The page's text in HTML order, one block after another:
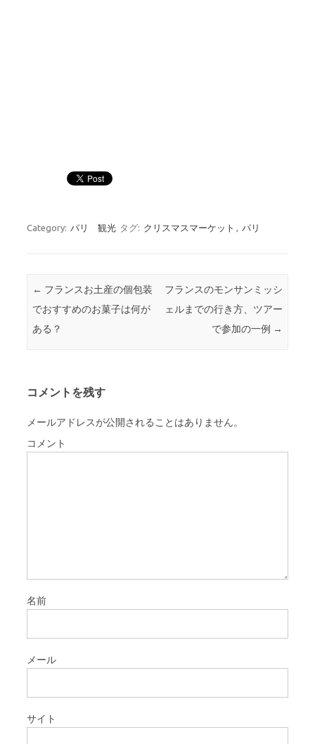
Category: パリ 観光 タグ: クリスマスマーケット , パリ
Post navigation
← フランスお土産の個包装
でおすすめのお菓子は何が
ある？
フランスのモンサンミッシ
ェルまでの行き方、ツアー
で参加の一例 →
コメントを残す
メールアドレスが公開されることはありません。
コメント
名前
メール
サイト